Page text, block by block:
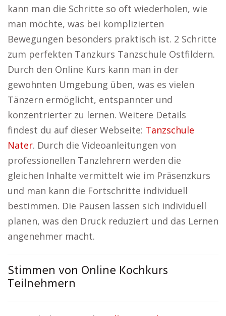
kann man die Schritte so oft wiederholen, wie
man möchte, was bei komplizierten
Bewegungen besonders praktisch ist. 2 Schritte
zum perfekten Tanzkurs Tanzschule Ostfildern.
Durch den Online Kurs kann man in der
gewohnten Umgebung üben, was es vielen
Tänzern ermöglicht, entspannter und
konzentrierter zu lernen. Weitere Details
findest du auf dieser Webseite: Tanzschule
Nater. Durch die Videoanleitungen von
professionellen Tanzlehrern werden die
gleichen Inhalte vermittelt wie im Präsenzkurs
und man kann die Fortschritte individuell
bestimmen. Die Pausen lassen sich individuell
planen, was den Druck reduziert und das Lernen
angenehmer macht.
Stimmen von Online Kochkurs
Teilnehmern